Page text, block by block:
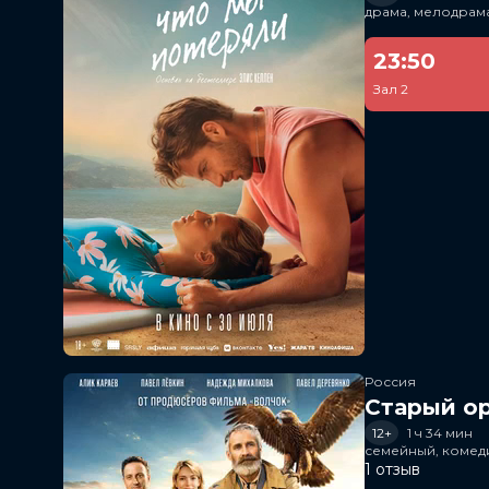
драма,
23:50
Зал 2
Россия
Старый
12+
1 ч 34 мин
семейный,
1 отзыв